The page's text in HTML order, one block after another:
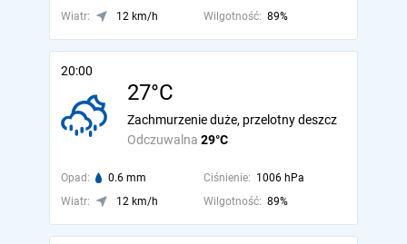
Wiatr:
12 km/h Wilgotność: 89%
20:00
27°C
Odczuwalna 29°C
Zachmurzenie duże, przelotny deszcz
Opad: 0.6 mm Ciśnienie: 1006 hPa
Wiatr:
12 km/h Wilgotność: 89%